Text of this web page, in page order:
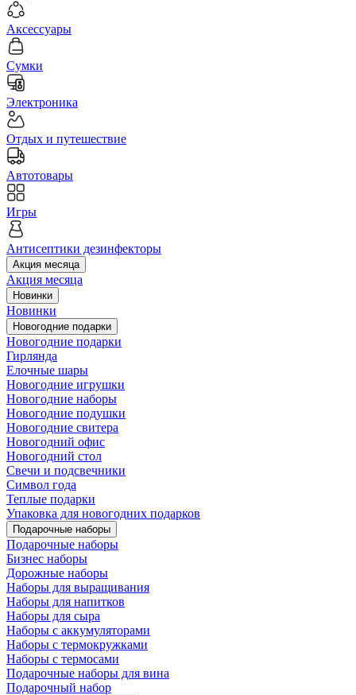
Аксессуары
Сумки
Электроника
Отдых и путешествие
Автотовары
Игры
Антисептики дезинфекторы
Акция месяца
Акция месяца
Новинки
Новинки
Новогодние подарки
Новогодние подарки
Гирлянда
Елочные шары
Новогодние игрушки
Новогодние наборы
Новогодние подушки
Новогодние свитера
Новогодний офис
Новогодний стол
Свечи и подсвечники
Символ года
Теплые подарки
Упаковка для новогодних подарков
Подарочные наборы
Подарочные наборы
Бизнес наборы
Дорожные наборы
Наборы для выращивания
Наборы для напитков
Наборы для сыра
Наборы с аккумуляторами
Наборы с термокружками
Наборы с термосами
Подарочные наборы для вина
Подарочный набор